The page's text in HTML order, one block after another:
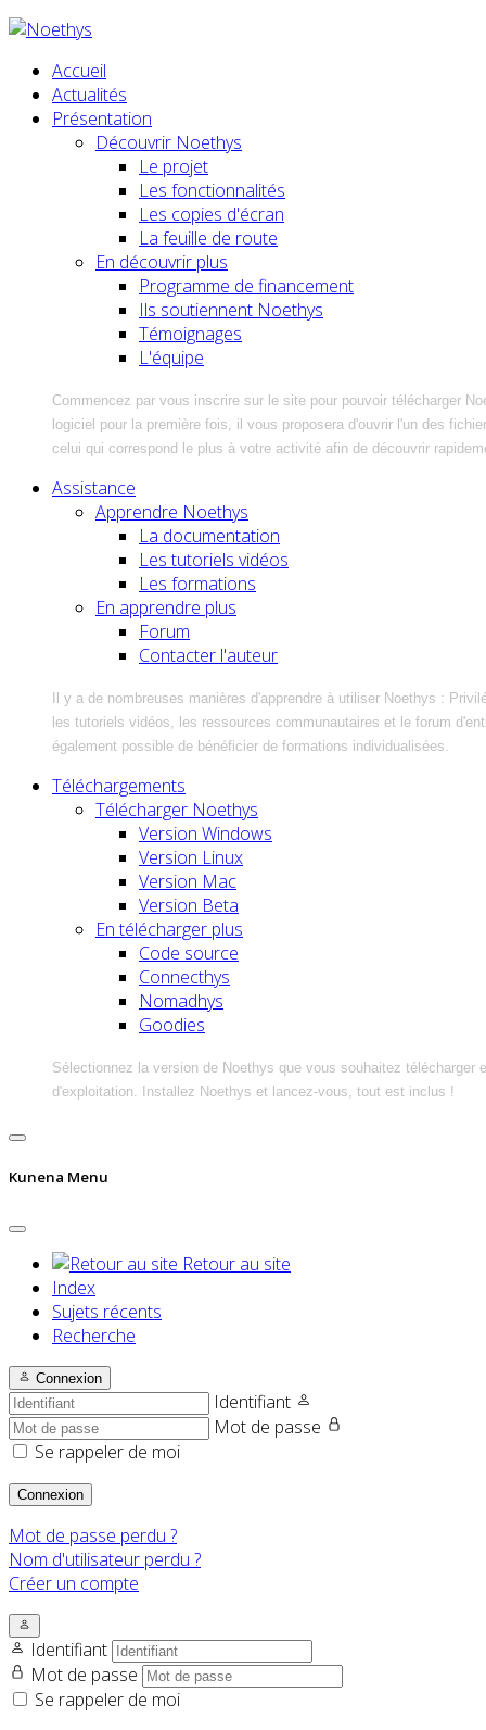
Accueil
Actualités
Présentation
Découvrir Noethys
Le projet
Les fonctionnalités
Les copies d'écran
La feuille de route
En découvrir plus
Programme de financement
Ils soutiennent Noethys
Témoignages
L'équipe
Commencez par vous inscrire sur le site pour pouvoir télécharger
logiciel pour la première fois, il vous proposera d'ouvrir l'un des
celui qui correspond le plus à votre activité afin de découvrir
Assistance
Apprendre Noethys
La documentation
Les tutoriels vidéos
Les formations
En apprendre plus
Forum
Contacter l'auteur
Il y a de nombreuses manières d'apprendre à utiliser Noethys :
les tutoriels vidéos, les ressources communautaires et le forum
également possible de bénéficier de formations individualisées.
Téléchargements
Télécharger Noethys
Version Windows
Version Linux
Version Mac
Version Beta
En télécharger plus
Code source
Connecthys
Nomadhys
Goodies
Sélectionnez la version de Noethys que vous souhaitez télécharger
d'exploitation. Installez Noethys et lancez-vous, tout est inclus !
Kunena Menu
Retour au site
Index
Sujets récents
Recherche
Connexion
Identifiant
Mot de passe
Se rappeler de moi
Connexion
Mot de passe perdu ?
Nom d'utilisateur perdu ?
Créer un compte
Identifiant
Mot de passe
Se rappeler de moi